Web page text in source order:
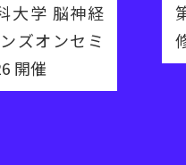
大学 脳神経
ズオンセミ
開催